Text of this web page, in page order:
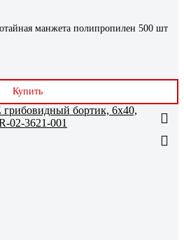
манжета полипропилен 500 шт
Купить